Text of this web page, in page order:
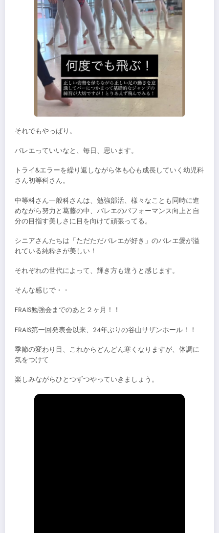
それでもやっぱり。
バレエっていいなと、毎日、思います。
トライ&エラーを繰り返しながら体も心も成長していく幼児科
さん初等科さん。
中等科さん一般科さんは、勉強部活、様々なことも同時に進
めながら努力と葛藤の中、バレエのパフォーマンス向上と自
分の目指す美しさに目を向けて頑張ってる。
シニアさんたちは「ただただバレエが好き」のバレエ愛が溢
れている純粋さが美しい！
それぞれの世代によって、輝き方も違うと感じます。
そんな感じで・・
FRAIS勉強会までのあと２ヶ月！！
FRAIS第一回発表会以来、24年ぶりの谷山サザンホール！！
季節の変わり目、これからどんどん寒くなりますが、体調に
気をつけて
楽しみながらひとつずつやっていきましょう。